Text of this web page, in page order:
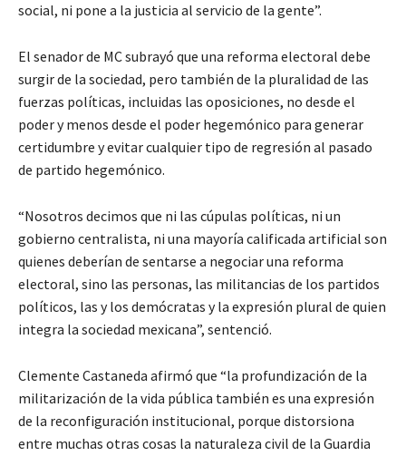
social, ni pone a la justicia al servicio de la gente”.
El senador de MC subrayó que una reforma electoral debe
surgir de la sociedad, pero también de la pluralidad de las
fuerzas políticas, incluidas las oposiciones, no desde el
poder y menos desde el poder hegemónico para generar
certidumbre y evitar cualquier tipo de regresión al pasado
de partido hegemónico.
“Nosotros decimos que ni las cúpulas políticas, ni un
gobierno centralista, ni una mayoría calificada artificial son
quienes deberían de sentarse a negociar una reforma
electoral, sino las personas, las militancias de los partidos
políticos, las y los demócratas y la expresión plural de quien
integra la sociedad mexicana”, sentenció.
Clemente Castaneda afirmó que “la profundización de la
militarización de la vida pública también es una expresión
de la reconfiguración institucional, porque distorsiona
entre muchas otras cosas la naturaleza civil de la Guardia